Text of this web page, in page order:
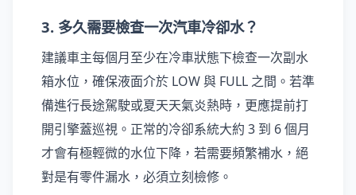
3. 多久需要檢查一次汽車冷卻水？
建議車主每個月至少在冷車狀態下檢查一次副水
箱水位，確保液面介於 LOW 與 FULL 之間。若準
備進行長途駕駛或夏天天氣炎熱時，更應提前打
開引擎蓋巡視。正常的冷卻系統大約 3 到 6 個月
才會有極輕微的水位下降，若需要頻繁補水，絕
對是有零件漏水，必須立刻檢修。